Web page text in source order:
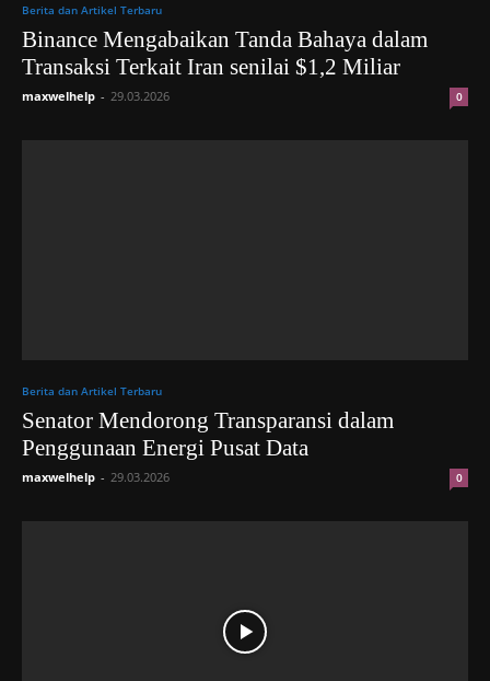
Berita dan Artikel Terbaru
Binance Mengabaikan Tanda Bahaya dalam
Transaksi Terkait Iran senilai $1,2 Miliar
maxwelhelp - 29.03.2026 0
Berita dan Artikel Terbaru
Senator Mendorong Transparansi dalam
Penggunaan Energi Pusat Data
maxwelhelp - 29.03.2026 0